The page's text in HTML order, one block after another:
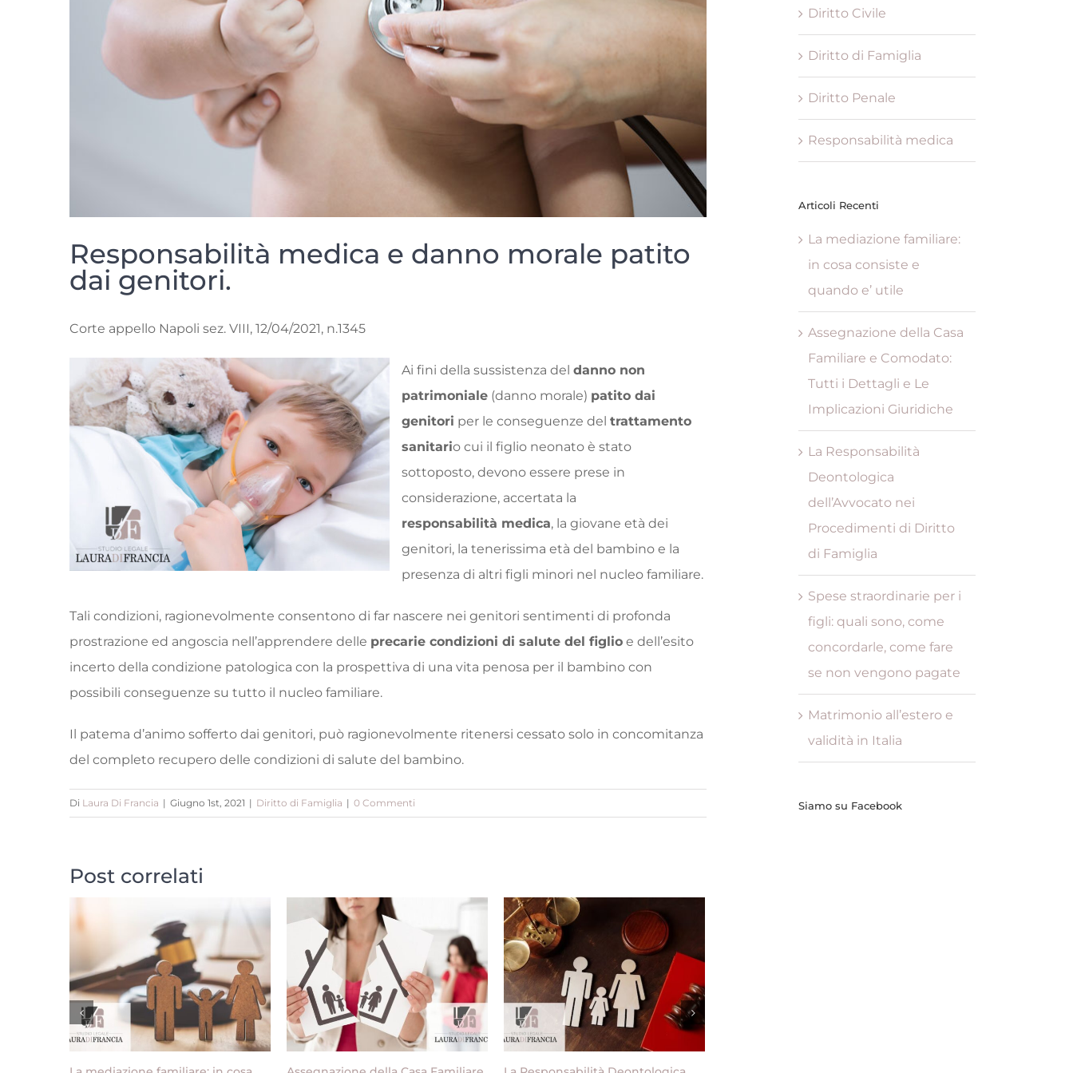
Responsabilità medica e danno morale patito
dai genitori.
Corte appello Napoli sez. VIII, 12/04/2021, n.1345
Ai fini della sussistenza del danno non
patrimoniale (danno morale) patito dai
genitori per le conseguenze del trattamento
sanitario cui il figlio neonato è stato
sottoposto, devono essere prese in
considerazione, accertata la
responsabilità medica, la giovane età dei
genitori, la tenerissima età del bambino e la
presenza di altri figli minori nel nucleo familiare.
Tali condizioni, ragionevolmente consentono di far nascere nei genitori sentimenti di profonda
prostrazione ed angoscia nell’apprendere delle precarie condizioni di salute del figlio e dell’esito
incerto della condizione patologica con la prospettiva di una vita penosa per il bambino con
possibili conseguenze su tutto il nucleo familiare.
Il patema d’animo sofferto dai genitori, può ragionevolmente ritenersi cessato solo in concomitanza
del completo recupero delle condizioni di salute del bambino.
Di Laura Di Francia | Giugno 1st, 2021 | Diritto di Famiglia | 0 Commenti
Post correlati
Diritto Civile
Diritto di Famiglia
Diritto Penale
Responsabilità medica
Articoli Recenti
La mediazione familiare:
in cosa consiste e
quando e’ utile
Assegnazione della Casa
Familiare e Comodato:
Tutti i Dettagli e Le
Implicazioni Giuridiche
La Responsabilità
Deontologica
dell’Avvocato nei
Procedimenti di Diritto
di Famiglia
Spese straordinarie per i
figli: quali sono, come
concordarle, come fare
se non vengono pagate
Matrimonio all’estero e
validità in Italia
Siamo su Facebook